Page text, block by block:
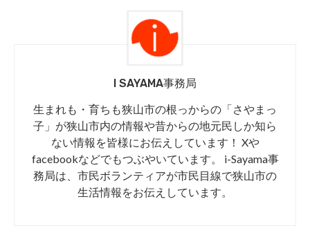
I SAYAMA事務局
生まれも・育ちも狭山市の根っからの「さやまっ
子」が狭山市内の情報や昔からの地元民しか知ら
ない情報を皆様にお伝えしています！ Xや
facebookなどでもつぶやいています。 i-Sayama事
務局は、市民ボランティアが市民目線で狭山市の
生活情報をお伝えしています。